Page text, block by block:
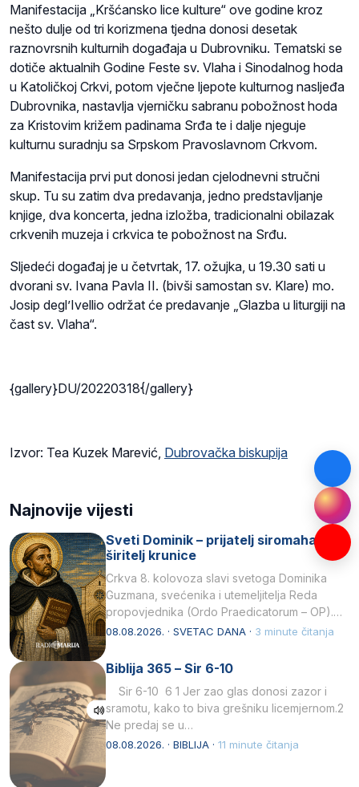
Manifestacija „Kršćansko lice kulture“ ove godine kroz
nešto dulje od tri korizmena tjedna donosi desetak
raznovrsnih kulturnih događaja u Dubrovniku. Tematski se
dotiče aktualnih Godine Feste sv. Vlaha i Sinodalnog hoda
u Katoličkoj Crkvi, potom vječne ljepote kulturnog nasljeđa
Dubrovnika, nastavlja vjerničku sabranu pobožnost hoda
za Kristovim križem padinama Srđa te i dalje njeguje
kulturnu suradnju sa Srpskom Pravoslavnom Crkvom.
Manifestacija prvi put donosi jedan cjelodnevni stručni
skup. Tu su zatim dva predavanja, jedno predstavljanje
knjige, dva koncerta, jedna izložba, tradicionalni obilazak
crkvenih muzeja i crkvica te pobožnost na Srđu.
Sljedeći događaj je u četvrtak, 17. ožujka, u 19.30 sati u
dvorani sv. Ivana Pavla II. (bivši samostan sv. Klare) mo.
Josip degl’Ivellio održat će predavanje „Glazba u liturgiji na
čast sv. Vlaha“.
{gallery}DU/20220318{/gallery}
Izvor: Tea Kuzek Marević, Dubrovačka biskupija
Najnovije vijesti
Sveti Dominik – prijatelj siromaha i
širitelj krunice
Crkva 8. kolovoza slavi svetoga Dominika
Guzmana, svećenika i utemeljitelja Reda
propovjednika (Ordo Praedicatorum – OP).
Svojim životom, dubokom ljubavlju prema
08.08.2026. · SVETAC DANA · 3 minute čitanja
Biblija 365 – Sir 6-10
Sir 6-10 6 1 Jer zao glas donosi zazor i
sramotu, kako to biva grešniku licemjernom.2
Ne predaj se u…
08.08.2026. · BIBLIJA · 11 minute čitanja